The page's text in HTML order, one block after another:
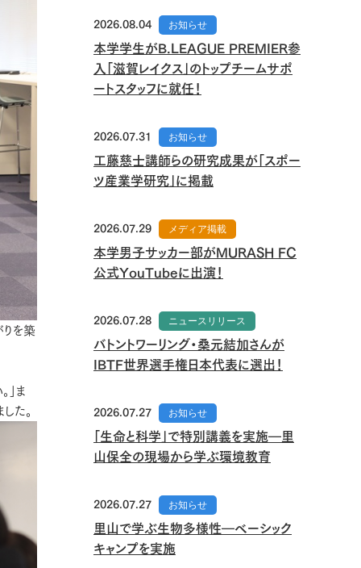
を築
」ま
た。
2026.08.04 お知らせ
本学学生がB.LEAGUE PREMIER参
入「滋賀レイクス」のトップチームサポ
ートスタッフに就任！
2026.07.31 お知らせ
工藤慈士講師らの研究成果が「スポー
ツ産業学研究」に掲載
2026.07.29 メディア掲載
本学男子サッカー部がMURASH FC
公式YouTubeに出演！
2026.07.28 ニュースリリース
バトントワーリング・桑元結加さんが
IBTF世界選手権日本代表に選出！
2026.07.27 お知らせ
「生命と科学」で特別講義を実施―里
山保全の現場から学ぶ環境教育
2026.07.27 お知らせ
里山で学ぶ生物多様性―ベーシック
キャンプを実施